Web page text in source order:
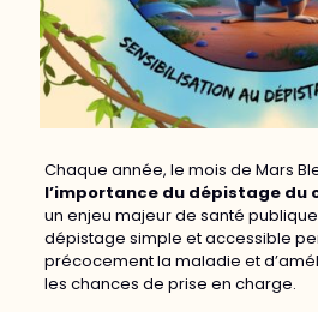
Chaque année, le mois de Mars
l’importance du dépistage du
un enjeu majeur de santé
dépistage simple et accessible
précocement la maladie et
les chances de prise en charge.